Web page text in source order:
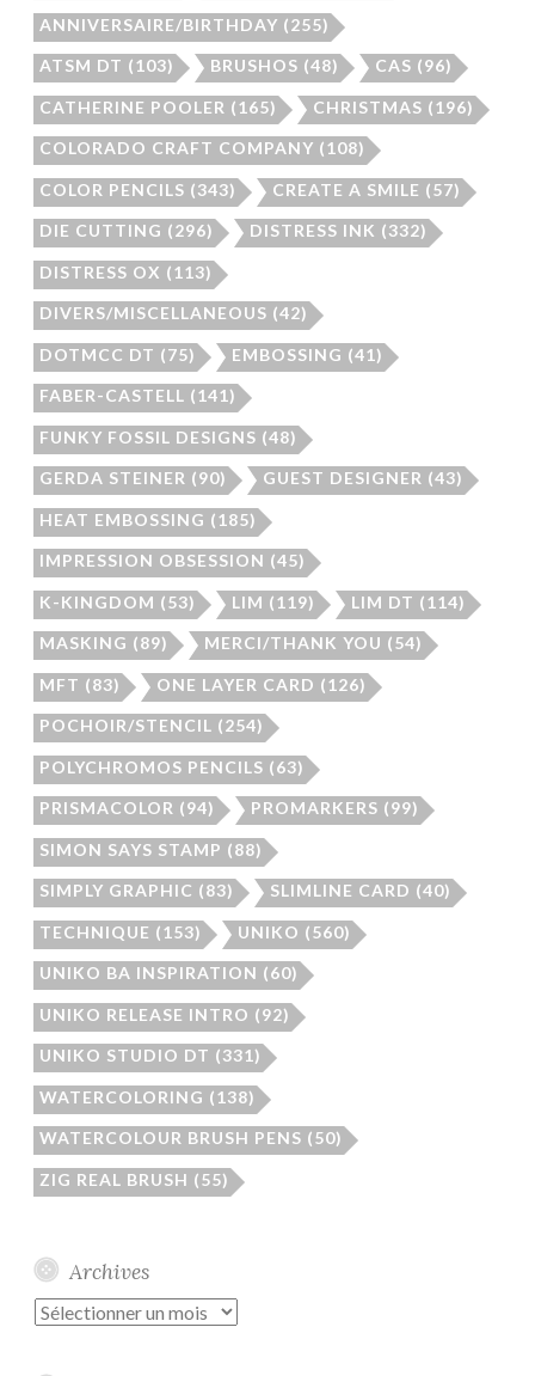
ANNIVERSAIRE/BIRTHDAY (255)
ATSM DT (103) BRUSHOS (48) CAS (96)
CATHERINE POOLER (165) CHRISTMAS (196)
COLORADO CRAFT COMPANY (108)
COLOR PENCILS (343) CREATE A SMILE (57)
DIE CUTTING (296) DISTRESS INK (332)
DISTRESS OX (113)
DIVERS/MISCELLANEOUS (42)
DOTMCC DT (75) EMBOSSING (41)
FABER-CASTELL (141)
FUNKY FOSSIL DESIGNS (48)
GERDA STEINER (90) GUEST DESIGNER (43)
HEAT EMBOSSING (185)
IMPRESSION OBSESSION (45)
K-KINGDOM (53) LIM (119) LIM DT (114)
MASKING (89) MERCI/THANK YOU (54)
MFT (83) ONE LAYER CARD (126)
POCHOIR/STENCIL (254)
POLYCHROMOS PENCILS (63)
PRISMACOLOR (94) PROMARKERS (99)
SIMON SAYS STAMP (88)
SIMPLY GRAPHIC (83) SLIMLINE CARD (40)
TECHNIQUE (153) UNIKO (560)
UNIKO BA INSPIRATION (60)
UNIKO RELEASE INTRO (92)
UNIKO STUDIO DT (331)
WATERCOLORING (138)
WATERCOLOUR BRUSH PENS (50)
ZIG REAL BRUSH (55)
Archives
Archives